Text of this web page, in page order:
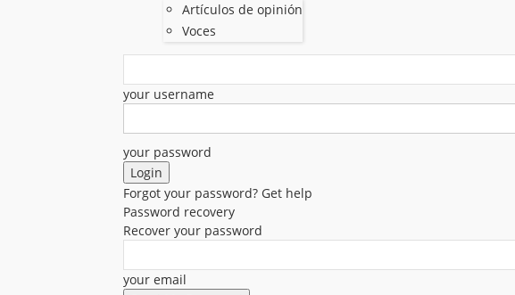
Artículos de opinión
Voces
your username
your password
Forgot your password? Get help
Password recovery
Recover your password
your email